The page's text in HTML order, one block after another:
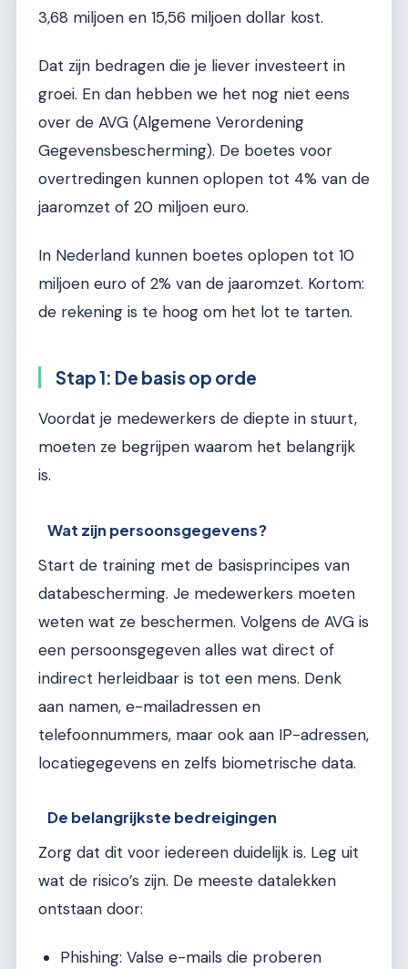
3,68 miljoen en 15,56 miljoen dollar kost.
Dat zijn bedragen die je liever investeert in
groei. En dan hebben we het nog niet eens
over de AVG (Algemene Verordening
Gegevensbescherming). De boetes voor
overtredingen kunnen oplopen tot 4% van de
jaaromzet of 20 miljoen euro.
In Nederland kunnen boetes oplopen tot 10
miljoen euro of 2% van de jaaromzet. Kortom:
de rekening is te hoog om het lot te tarten.
Stap 1: De basis op orde
Voordat je medewerkers de diepte in stuurt,
moeten ze begrijpen waarom het belangrijk
is.
Wat zijn persoonsgegevens?
Start de training met de basisprincipes van
databescherming. Je medewerkers moeten
weten wat ze beschermen. Volgens de AVG is
een persoonsgegeven alles wat direct of
indirect herleidbaar is tot een mens. Denk
aan namen, e-mailadressen en
telefoonnummers, maar ook aan IP-adressen,
locatiegegevens en zelfs biometrische data.
De belangrijkste bedreigingen
Zorg dat dit voor iedereen duidelijk is. Leg uit
wat de risico’s zijn. De meeste datalekken
ontstaan door:
Phishing: Valse e-mails die proberen